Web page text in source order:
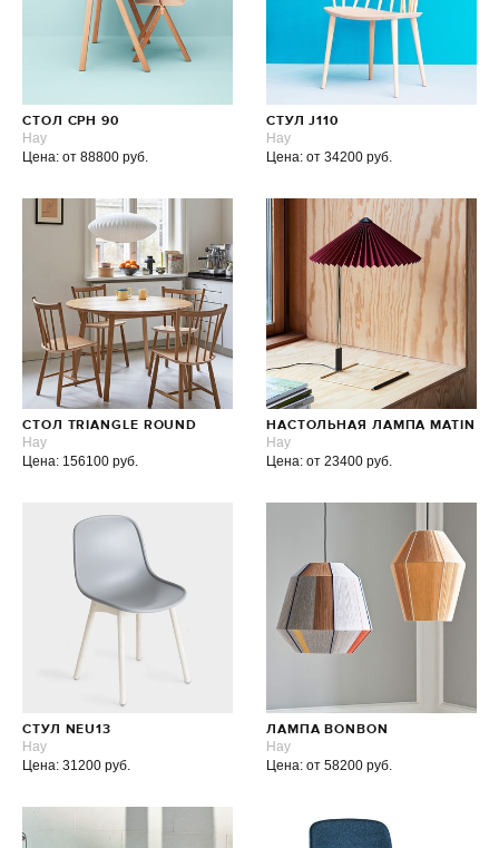
СТОЛ CPH 90
Hay
Цена: от 88800 руб.
СТУЛ J110
Hay
Цена: от 34200 руб.
СТОЛ TRIANGLE ROUND
Hay
Цена: 156100 руб.
НАСТОЛЬНАЯ ЛАМПА MATIN
Hay
Цена: от 23400 руб.
СТУЛ NEU13
Hay
Цена: 31200 руб.
ЛАМПА BONBON
Hay
Цена: от 58200 руб.